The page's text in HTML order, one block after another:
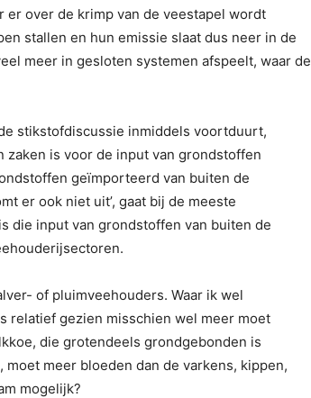
over de krimp van de veestapel wordt
stallen en hun emissie slaat dus neer in de
meer in gesloten systemen afspeelt, waar de
stikstofdiscussie inmiddels voortduurt,
zaken is voor de input van grondstoffen
geïmporteerd van buiten de
er ook niet uit’, gaat bij de meeste
die input van grondstoffen van buiten de
of pluimveehouders. Waar ik wel
relatief gezien misschien wel meer moet
die grotendeels grondgebonden is
meer bloeden dan de varkens, kippen,
mogelijk?